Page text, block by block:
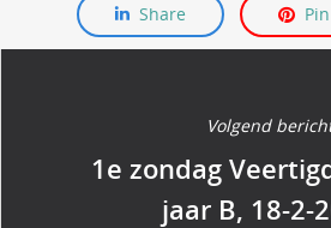
Share Pin
Volgend
1e zondag
jaar B, 18-2-